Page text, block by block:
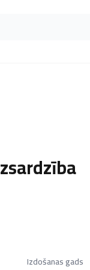
Izdošanas gads